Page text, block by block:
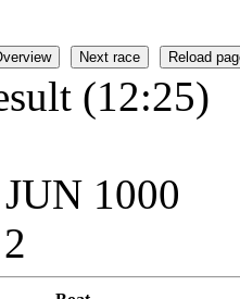
Next race Reload
(12:25)
1000